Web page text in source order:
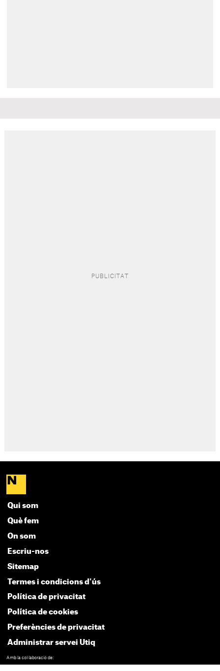
Qui som
Què fem
On som
Escriu-nos
Sitemap
Termes i condicions d'ús
Política de privacitat
Política de cookies
Preferències de privacitat
Administrar servei Utiq
Amb la col·laboració de: